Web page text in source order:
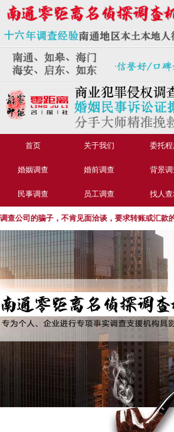
首页 关于我们 委托
婚姻调查 婚前调查 背景调
民事调查 员工调查 找人查
司的骗子，不肯见面洽谈，要求转账或汇款的，